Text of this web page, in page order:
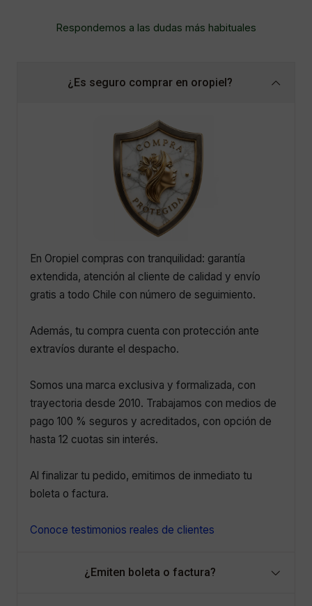
Respondemos a las dudas más habituales
¿Es seguro comprar en oropiel?
En Oropiel compras con tranquilidad: garantía
extendida, atención al cliente de calidad y envío
gratis a todo Chile con número de seguimiento.
Además, tu compra cuenta con protección ante
extravíos durante el despacho.
Somos una marca exclusiva y formalizada, con
trayectoria desde 2010. Trabajamos con medios de
pago 100 % seguros y acreditados, con opción de
hasta 12 cuotas sin interés.
Al finalizar tu pedido, emitimos de inmediato tu
boleta o factura.
Conoce testimonios reales de clientes
¿Emiten boleta o factura?